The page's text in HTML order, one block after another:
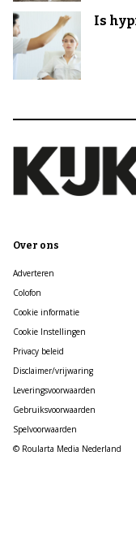
Is
Over ons
Adverteren
Colofon
Cookie informatie
Cookie Instellingen
Privacy beleid
Disclaimer/vrijwaring
Leveringsvoorwaarden
Gebruiksvoorwaarden
Spelvoorwaarden
© Roularta Media Nederland